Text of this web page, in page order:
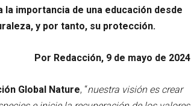
importancia de una educación desde
y por tanto, su protección.
Por Redacción, 9 de mayo de 2024
Global Nature, “nuestra visión es crear